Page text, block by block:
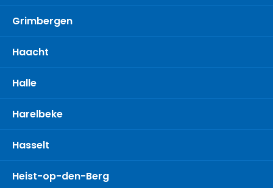
Grimbergen
Haacht
Halle
Harelbeke
Hasselt
Heist-op-den-Berg